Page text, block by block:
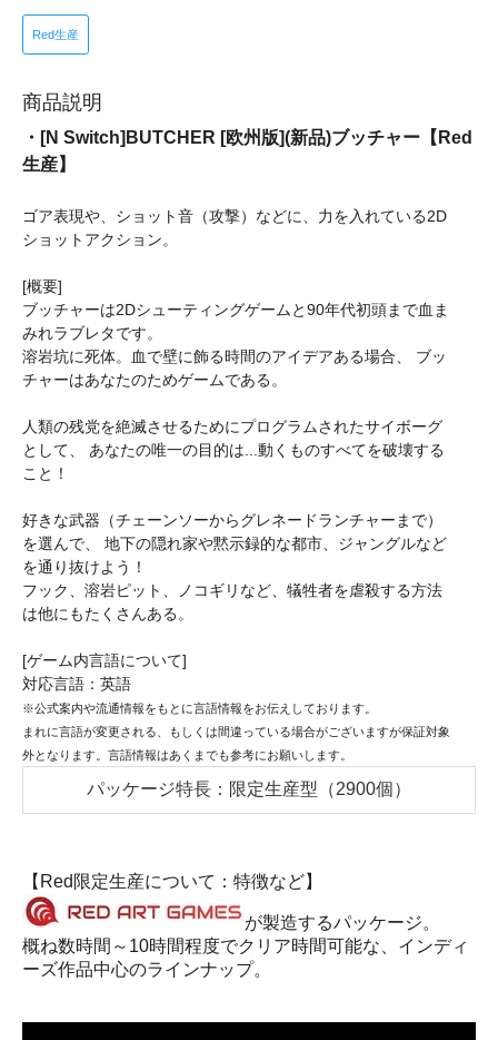
Red生産
商品説明
・[N Switch]BUTCHER [欧州版](新品)ブッチャー【Red
生産】
ゴア表現や、ショット音（攻撃）などに、力を入れている2D
ショットアクション。
[概要]
ブッチャーは2Dシューティングゲームと90年代初頭まで血ま
みれラブレタです。
溶岩坑に死体。血で壁に飾る時間のアイデアある場合、 ブッ
チャーはあなたのためゲームである。
人類の残党を絶滅させるためにプログラムされたサイボーグ
として、 あなたの唯一の目的は...動くものすべてを破壊する
こと！
好きな武器（チェーンソーからグレネードランチャーまで）
を選んで、 地下の隠れ家や黙示録的な都市、ジャングルなど
を通り抜けよう！
フック、溶岩ピット、ノコギリなど、犠牲者を虐殺する方法
は他にもたくさんある。
[ゲーム内言語について]
対応言語：英語
※公式案内や流通情報をもとに言語情報をお伝えしております。
まれに言語が変更される、もしくは間違っている場合がございますが保証対象
外となります。言語情報はあくまでも参考にお願いします。
パッケージ特長：限定生産型（2900個）
【Red限定生産について：特徴など】
が製造するパッケージ。
概ね数時間～10時間程度でクリア時間可能な、インディ
ーズ作品中心のラインナップ。